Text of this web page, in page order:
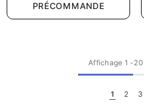
PRÉCOMMANDE
Affichage 1 -20
1 2 3